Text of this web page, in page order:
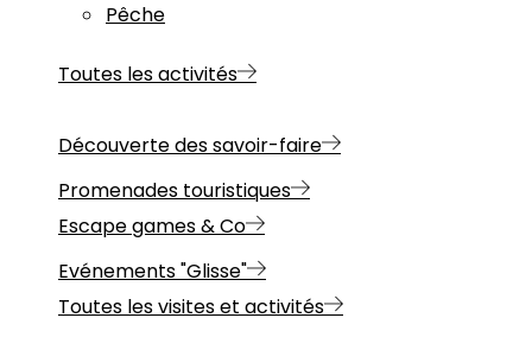
Pêche
Toutes les activités
Découverte des savoir-faire
Promenades touristiques
Escape games & Co
Evénements "Glisse"
Toutes les visites et activités